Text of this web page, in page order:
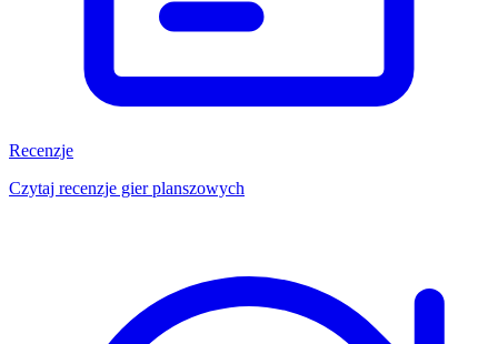
Recenzje
Czytaj recenzje gier planszowych